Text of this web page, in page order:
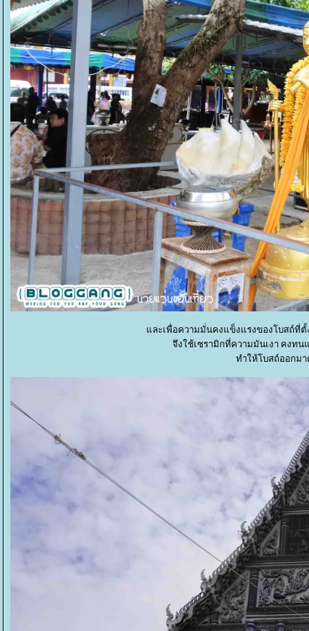
ละเพื่อความมั่นคงแข็งแรงของโบสถ์ที่ตั้
จึงใช้เซรามิกที่ความมันเงา คงท
ทำให้โบสถ์ออกม